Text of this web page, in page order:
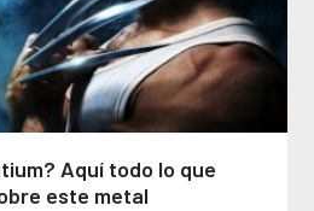
Aquí todo lo que
este metal